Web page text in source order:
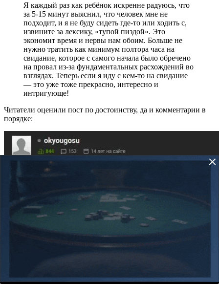
Я каждый раз как ребёнок искренне радуюсь, что
за 5-15 минут выяснил, что человек мне не
подходит, и я не буду сидеть где-то или ходить с,
извините за лексику, «тупой пиздой». Это
экономит время и нервы нам обоим. Больше не
нужно тратить как минимум полтора часа на
свидание, которое с самого начала было обречено
на провал из-за фундаментальных расхождений во
взглядах. Теперь если я иду с кем-то на свидание
— это уже тоже прекрасно, интересно и
интригующе!
Читатели оценили пост по достоинству, да и комментарии в
порядке:
📖 Узнать, как найти любовь
High-Stakes Покер в Макао